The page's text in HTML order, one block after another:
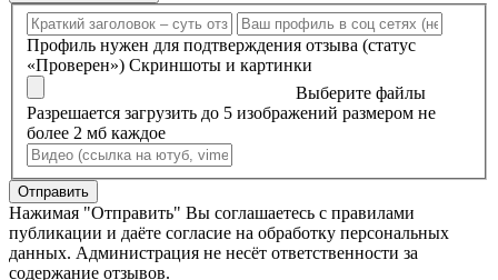
Профиль нужен для подтверждения отзыва (статус
«Проверен») Скриншоты и картинки
Выберите файлы
Разрешается загрузить до 5 изображений размером не
более 2 мб каждое
Отправить
Нажимая "Отправить" Вы соглашаетесь с правилами
публикации и даёте согласие на обработку персональных
данных. Администрация не несёт ответственности за
содержание отзывов.